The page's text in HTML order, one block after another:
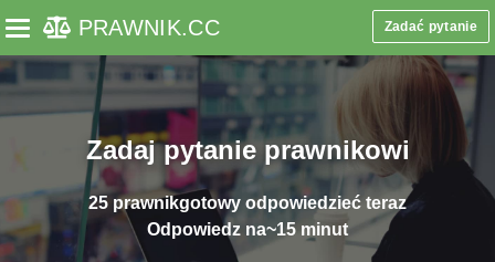
Toggle navigation
PRAWNIK.CC Zadać pytanie
Zadaj pytanie prawnikowi
25 prawnikgotowy odpowiedzieć teraz
Odpowiedz na~15 minut